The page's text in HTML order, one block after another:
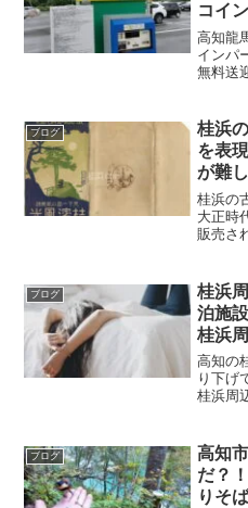
コイ
箇所
高知龍
インパ
無料送
で駐車
ブログ
桂浜
を表
が難
桂浜の
大正時
販売さ
８点に
葉書だ
しくて
ブログ
桂浜
泊施
桂浜
高知の
り下げ
桂浜周
ますけ
ホ）と
は問題
ブログ
高知
だ？
りそ